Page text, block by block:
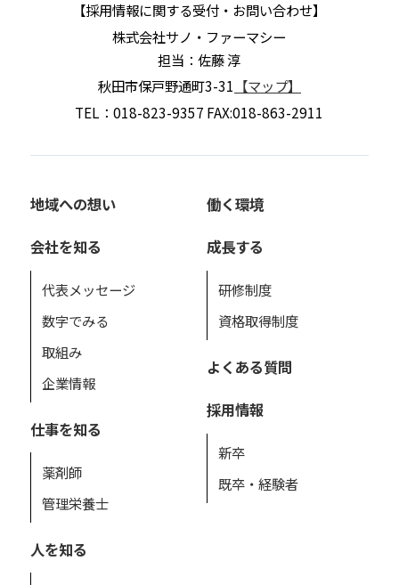
【採用情報に関する受付・お問い合わせ】
株式会社サノ・ファーマシー
担当：佐藤 淳
秋田市保戸野通町3-31 【マップ】
TEL：018-823-9357 FAX:018-863-2911
地域への想い
会社を知る
代表メッセージ
数字でみる
取組み
企業情報
仕事を知る
薬剤師
管理栄養士
人を知る
働く環境
成長する
研修制度
資格取得制度
よくある質問
採用情報
新卒
既卒・経験者